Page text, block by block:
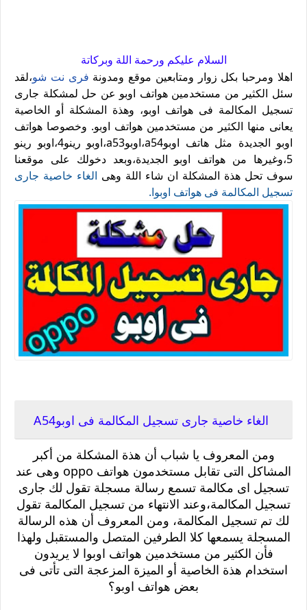
السلام عليكم ورحمة اللة وبركاتة
اهلا ومرحبا بكل زوار ومتابعين موقع ومدونة فرى نت شو،لقد
سئل الكثير من مستخدمين هواتف اوبو عن حل لمشكلة جارى
تسجيل المكالمة فى هواتف اوبو، وهذة المشكلة أو الخاصية
يعانى منها الكثير من مستخدمين هواتف اوبو. وخصوصا هواتف
اوبو الجديدة مثل هاتف اوبوa54،اوبوa53،اوبو رينو4،اوبو رينو
5،وغيرها من هواتف اوبو الجديدة،وبعد دخولك على موقعنا
سوف تحل هذة المشكلة ان شاء اللة وهى الغاء خاصية جارى
تسجيل المكالمة فى هواتف اوبوا.
الغاء خاصية جارى تسجيل المكالمة فى اوبوA54
ومن المعروف يا شباب أن هذة المشكلة من أكبر
المشاكل التى تقابل مستخدمون هواتف oppo وهى عند
تسجيل اى مكالمة تسمع رسالة مسجلة تقول لك جارى
تسجيل المكالمة،وعند الانتهاء من تسجيل المكالمة تقول
لك تم تسجيل المكالمة، ومن المعروف أن هذه الرسالة
المسجلة يسمعها كلا الطرفين المتصل والمستقبل ولهذا
فأن الكثير من مستخدمين هواتف اوبوا لا يريدون
استخدام هذة الخاصية أو الميزة المزعجة التى تأتى فى
بعض هواتف اوبو؟